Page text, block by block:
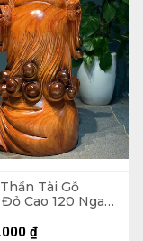
Tài Gỗ
Cao 120 Ngang
₫